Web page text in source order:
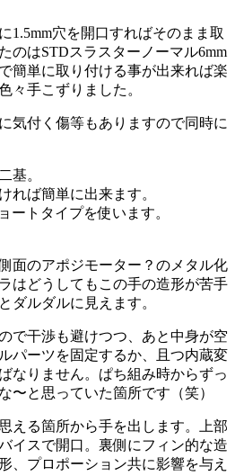
1.5mm穴を開口すればそのまま取
のはSTDスラスターノーマル6mm
簡単に取り付ける事が出来れば楽
々手こずりました。
気付く傷等もありますので同時に
基。
れば簡単に出来ます。
ートタイプを使います。
面のアポジモーター？のメタル化
はどうしてもこの手の造形が苦手
ダルダルに見えます。
で干渉も避けつつ、あと中身が空
パーツを固定するか、且つ内蔵変
なりません。ぱち組み時からずっ
〜と思っていた箇所です（笑）
える箇所から手を出します。上部
イスで開口。裏側にフィン的な造
、プロポーション共に影響を与え